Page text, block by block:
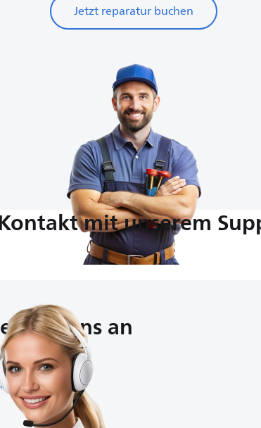
Jetzt reparatur buchen
mit unserem
Sie uns an
8:00-20:00
17:00
90 20